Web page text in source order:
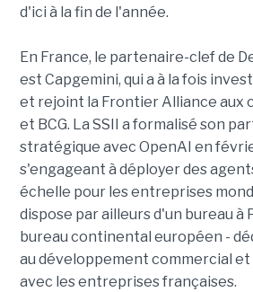
d'ici à la fin de l'année.
En France, le partenaire-clef de
est Capgemini, qui a à la fois
et rejoint la Frontier Alliance aux
et BCG. La SSII a formalisé son
stratégique avec OpenAI en
s'engageant à déployer des
échelle pour les entreprises
dispose par ailleurs d'un bureau à
bureau continental européen -
au développement commercial
avec les entreprises françaises.